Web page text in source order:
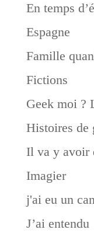
En temps
Espagne
Famille
Fictions
Geek moi ?
Histoires de
Il va y avoir
Imagier
j'ai eu un
J’ai entendu